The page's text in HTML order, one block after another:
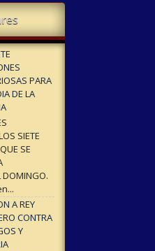
PARA
DE LA
SIETE
SE
DOMINGO.
A REY
CONTRA
Y